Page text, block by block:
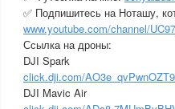
✅ Подпишитесь на Ноташу,
www.youtube.com/channel/
Ссылка на дроны:
DJI Spark
click.dji.com/
DJI Mavic Air